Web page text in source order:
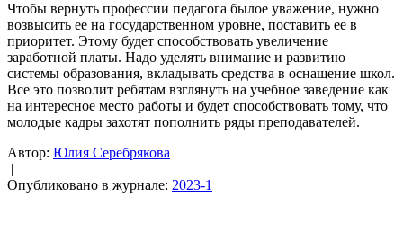
Чтобы вернуть профессии педагога былое уважение, нужно
возвысить ее на государственном уровне, поставить ее в
приоритет. Этому будет способствовать увеличение
заработной платы. Надо уделять внимание и развитию
системы образования, вкладывать средства в оснащение школ.
Все это позволит ребятам взглянуть на учебное заведение как
на интересное место работы и будет способствовать тому, что
молодые кадры захотят пополнить ряды преподавателей.
Автор: Юлия Серебрякова
|
Опубликовано в журнале: 2023-1